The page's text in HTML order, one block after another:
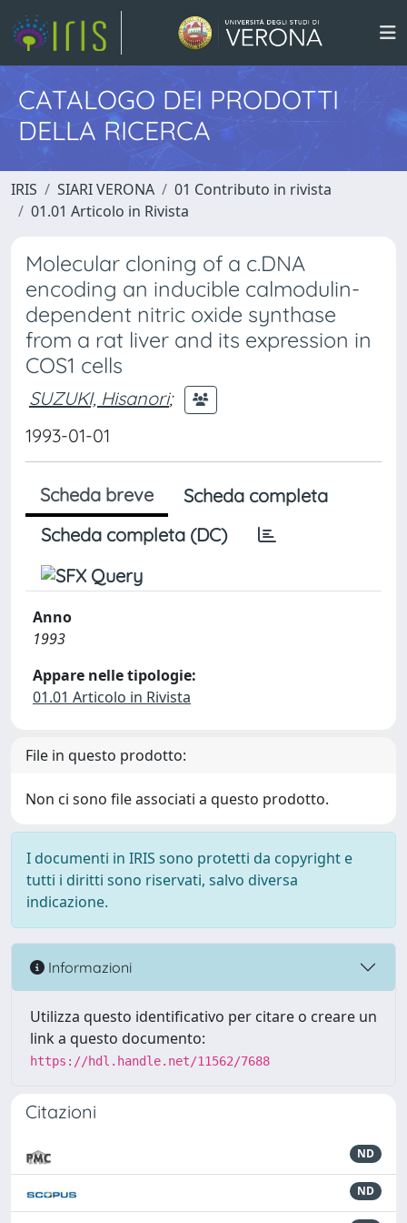
CATALOGO DEI PRODOTTI
DELLA RICERCA
IRIS SIARI VERONA
01 Contributo in rivista
01.01 Articolo in Rivista
Molecular cloning of a c.DNA
encoding an inducible calmodulin-
dependent nitric oxide synthase
from a rat liver and its expression in
COS1 cells
SUZUKI, Hisanori;
1993-01-01
Scheda breve
Scheda completa
Scheda completa (DC)
Anno
1993
Appare nelle tipologie:
01.01 Articolo in Rivista
File in questo prodotto:
Non ci sono file associati a questo prodotto.
I documenti in IRIS sono protetti da copyright e
tutti i diritti sono riservati, salvo diversa
indicazione.
Informazioni
Utilizza questo identificativo per citare o creare un
link a questo documento:
https://hdl.handle.net/11562/7688
Citazioni
ND
ND